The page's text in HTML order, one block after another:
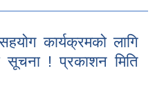
कार्यक्रमको लागि
सूचना ! प्रकाशन मिति